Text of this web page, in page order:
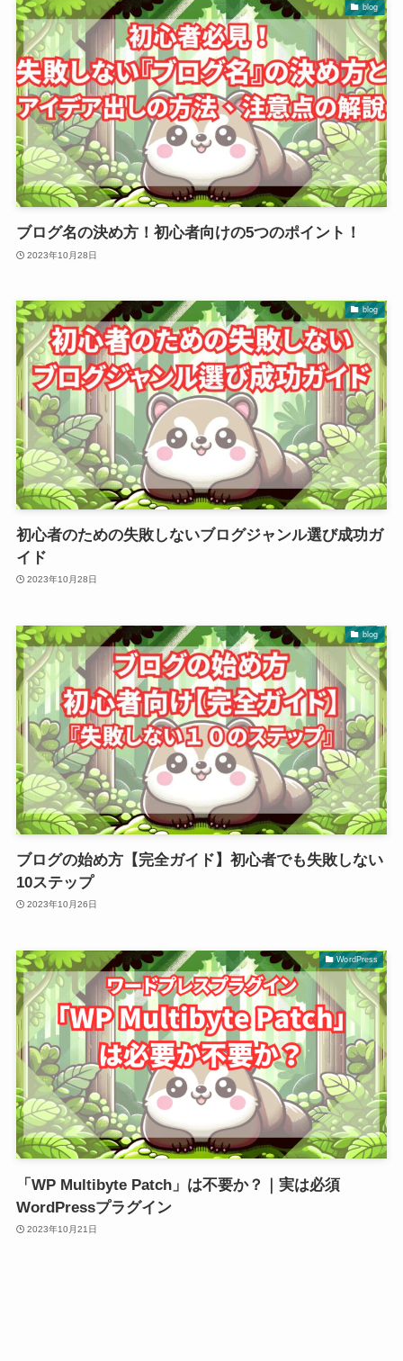
blog
ブログ名の決め方！初心者向けの5つのポイント！
2023年10月28日
blog
初心者のための失敗しないブログジャンル選び成功ガ
イド
2023年10月28日
blog
ブログの始め方【完全ガイド】初心者でも失敗しない
10ステップ
2023年10月26日
WordPress
「WP Multibyte Patch」は不要か？｜実は必須
WordPressプラグイン
2023年10月21日